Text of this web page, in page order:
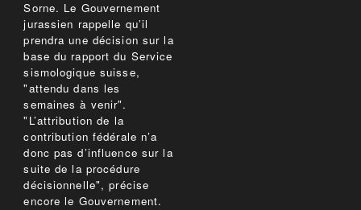
Sorne. Le Gouvernement
jurassien rappelle qu’il
prendra une décision sur la
base du rapport du Service
sismologique suisse,
"attendu dans les
semaines à venir".
"L’attribution de la
contribution fédérale n’a
donc pas d’influence sur la
suite de la procédure
décisionnelle", précise
encore le Gouvernement.